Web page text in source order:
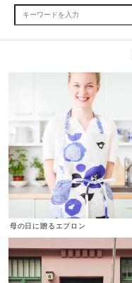
母の日に贈るエプロン